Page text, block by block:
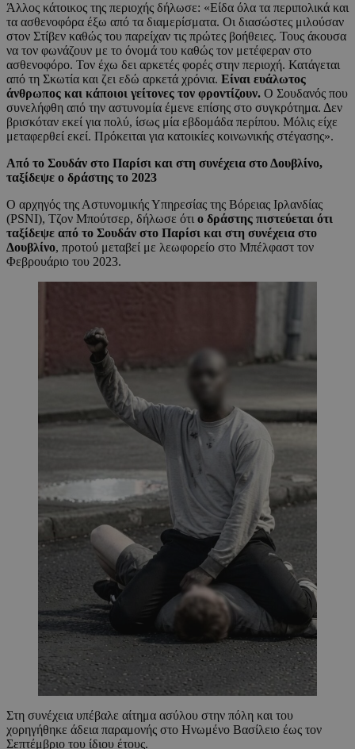
Άλλος κάτοικος της περιοχής δήλωσε: «Είδα όλα τα περιπολικά και
τα ασθενοφόρα έξω από τα διαμερίσματα. Οι διασώστες μιλούσαν
στον Στίβεν καθώς του παρείχαν τις πρώτες βοήθειες. Τους άκουσα
να τον φωνάζουν με το όνομά του καθώς τον μετέφεραν στο
ασθενοφόρο. Τον έχω δει αρκετές φορές στην περιοχή. Κατάγεται
από τη Σκωτία και ζει εδώ αρκετά χρόνια. Είναι ευάλωτος
άνθρωπος και κάποιοι γείτονες τον φροντίζουν. Ο Σουδανός που
συνελήφθη από την αστυνομία έμενε επίσης στο συγκρότημα. Δεν
βρισκόταν εκεί για πολύ, ίσως μία εβδομάδα περίπου. Μόλις είχε
μεταφερθεί εκεί. Πρόκειται για κατοικίες κοινωνικής στέγασης».
Από το Σουδάν στο Παρίσι και στη συνέχεια στο Δουβλίνο,
ταξίδεψε ο δράστης το 2023
Ο αρχηγός της Αστυνομικής Υπηρεσίας της Βόρειας Ιρλανδίας
(PSNI), Τζον Μπούτσερ, δήλωσε ότι ο δράστης πιστεύεται ότι
ταξίδεψε από το Σουδάν στο Παρίσι και στη συνέχεια στο
Δουβλίνο, προτού μεταβεί με λεωφορείο στο Μπέλφαστ τον
Φεβρουάριο του 2023.
Στη συνέχεια υπέβαλε αίτημα ασύλου στην πόλη και του
χορηγήθηκε άδεια παραμονής στο Ηνωμένο Βασίλειο έως τον
Σεπτέμβριο του ίδιου έτους.